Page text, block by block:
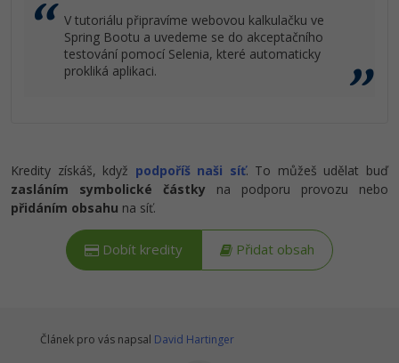
V tutoriálu připravíme webovou kalkulačku ve
Spring Bootu a uvedeme se do akceptačního
testování pomocí Selenia, které automaticky
prokliká aplikaci.
Kredity získáš, když podpoříš naši síť. To můžeš udělat buď
zasláním symbolické částky na podporu provozu nebo
přidáním obsahu na síť.
Dobít kredity Přidat obsah
Článek pro vás napsal David Hartinger